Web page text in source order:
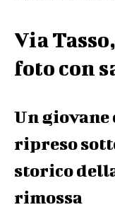
Via
foto con
Un giovane
ripreso
storico
rimossa